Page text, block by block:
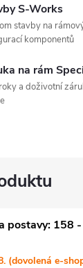
S-Works
stavby na
komponentů
na rám
a doživotní
postavy: 158
(dovolená e-